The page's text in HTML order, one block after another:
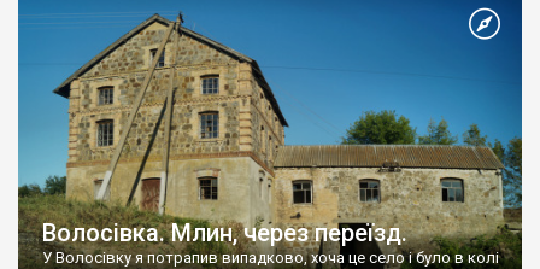
Волосівка. Млин, через переїзд.
У Волосівку я потрапив випадково, хоча це село і було в колі